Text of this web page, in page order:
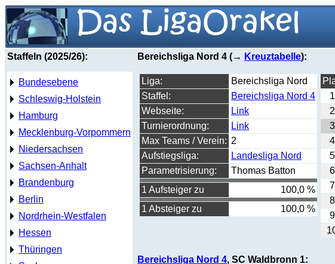
Staffeln (2025/26):
Bundesebene
Schleswig-Holstein
Hamburg
Mecklenburg-Vorpommern
Niedersachsen
Sachsen-Anhalt
Brandenburg
Berlin
Nordrhein-Westfalen
Hessen
Thüringen
Bereichsliga Nord 4 (→ Kreuztabelle):
Liga:
Bereichsliga Nord
Staffel:
Bereichsliga Nord 4
Webseite:
Link
Turnierordnung:
Link
Max Teams / Verein: 2
Aufstiegsliga:
Landesliga Nord
Parametrisierung:
Thomas Batton
1 Aufsteiger zu
100,0 %
1 Absteiger zu
100,0 %
Bereichsliga Nord 4, SC Waldbronn 1: